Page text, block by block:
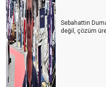
SİNEK MİSİN ARI MI?
SALDA MI, MARS MI?kolay
Ne olacak şimdi?
Deli miyiz, yoksa akıllı mı?
Ya ikinci dalga olursa!
Sebahattin
değil, çözüm